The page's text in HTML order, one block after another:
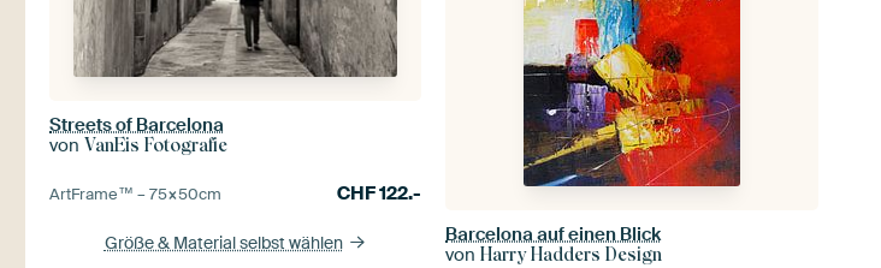
Streets of Barcelona
vonVanEis Fotografie
ArtFrame™ –75×50cm CHF122.-
Größe & Material selbst wählen
Barcelona auf einen Blick
vonHarry Hadders Design